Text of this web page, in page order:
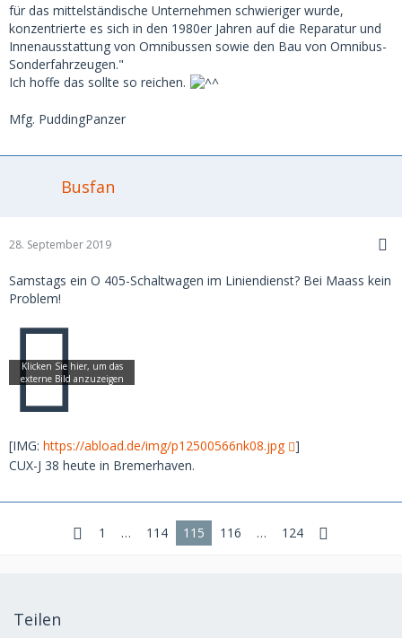
für das mittelständische Unternehmen schwieriger wurde,
konzentrierte es sich in den 1980er Jahren auf die Reparatur und
Innenausstattung von Omnibussen sowie den Bau von Omnibus-
Sonderfahrzeugen."
Ich hoffe das sollte so reichen.
Mfg. PuddingPanzer
Busfan
28. September 2019
Samstags ein O 405-Schaltwagen im Liniendienst? Bei Maass kein
Problem!
[IMG: https://abload.de/img/p12500566nk08.jpg
]
CUX-J 38 heute in Bremerhaven.
1 … 114 115 116 … 124
Teilen